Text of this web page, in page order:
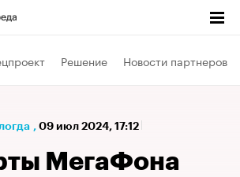
Решение Новости партнеров
, 09 июл 2024, 17:12
МегаФона